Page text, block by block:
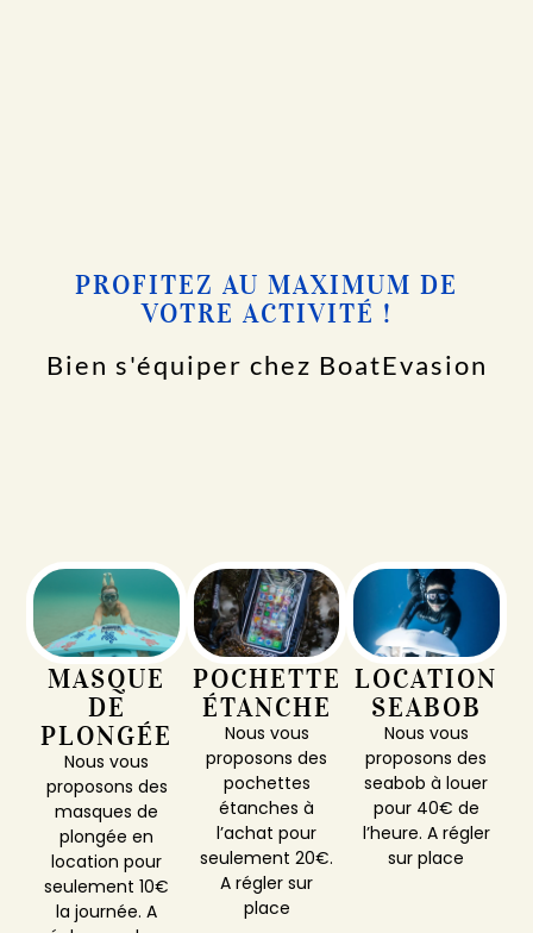
PROFITEZ AU MAXIMUM DE
VOTRE ACTIVITÉ !
Bien s'équiper chez BoatEvasion
MASQUE
DE
PLONGÉE
Nous vous
proposons des
masques de
plongée en
location pour
seulement 10€
la journée. A
POCHETTE
ÉTANCHE
Nous vous
proposons des
pochettes
étanches à
l’achat pour
seulement 20€.
A régler sur
place
LOCATION
SEABOB
Nous vous
proposons des
seabob à louer
pour 40€ de
l’heure. A régler
sur place